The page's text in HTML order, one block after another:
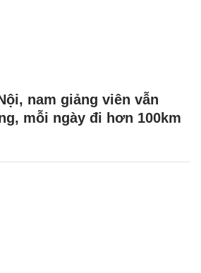
nam giảng viên vẫn
mỗi ngày đi hơn 100km